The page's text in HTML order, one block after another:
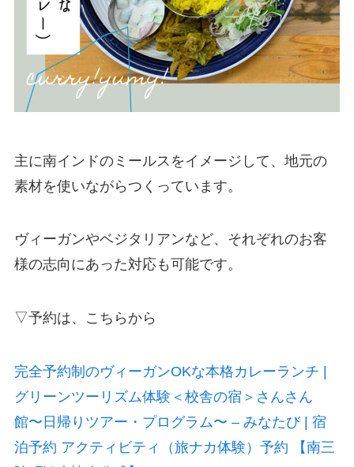
主に南インドのミールスをイメージして、地元の
素材を使いながらつくっています。
ヴィーガンやベジタリアンなど、それぞれのお客
様の志向にあった対応も可能です。
▽予約は、こちらから
完全予約制のヴィーガンOKな本格カレーランチ |
グリーンツーリズム体験＜校舎の宿＞さんさん
館〜日帰りツアー・プログラム〜 – みなたび | 宿
泊予約 アクティビティ（旅ナカ体験）予約 【南三